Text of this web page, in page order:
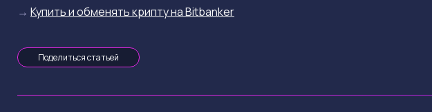
→ Купить и обменять крипту на Bitbanker
Поделиться статьей